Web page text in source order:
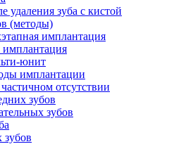
удаления зуба с кистой
(методы)
имплантация
юнит
имплантации
отсутствии
зубов
зубов
зубов